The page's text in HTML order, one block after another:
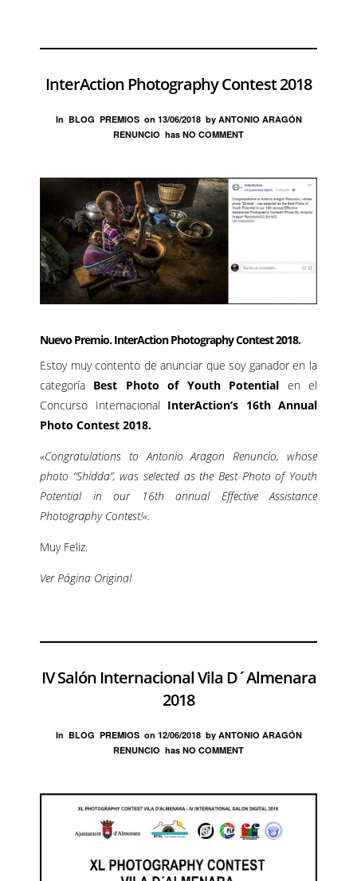
InterAction Photography Contest 2018
In BLOG PREMIOSon 13/06/2018by ANTONIO ARAGÓN
RENUNCIO has NO COMMENT
Nuevo Premio.InterAction Photography Contest 2018.
Estoy muy contento de anunciar que soy ganador en la
categoría Best Photo of Youth Potential en el
Concurso Internacional InterAction’s 16th Annual
Photo Contest 2018.
«Congratulations to Antonio Aragon Renuncio, whose
photo “Shidda”, was selected as the Best Photo of Youth
Potential in our 16th annual Effective Assistance
Photography Contest!«.
Muy Feliz.
Ver Página Original
IV Salón Internacional Vila D´Almenara
2018
In BLOG PREMIOSon 12/06/2018by ANTONIO ARAGÓN
RENUNCIO has NO COMMENT